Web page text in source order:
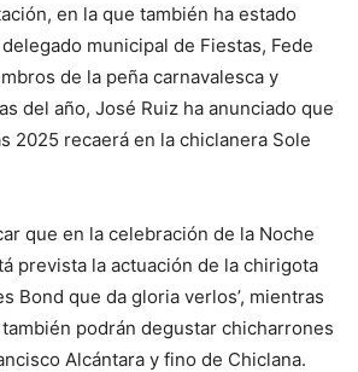
en la que también ha estado
municipal de Fiestas, Fede
de la peña carnavalesca y
del año, José Ruiz ha anunciado que
2025 recaerá en la chiclanera Sole
que en la celebración de la Noche
prevista la actuación de la chirigota
Bond que da gloria verlos’, mientras
podrán degustar chicharrones
Alcántara y fino de Chiclana.